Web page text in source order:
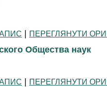
| ПЕРЕГЛЯНУТИ
Общества наук
| ПЕРЕГЛЯНУТИ